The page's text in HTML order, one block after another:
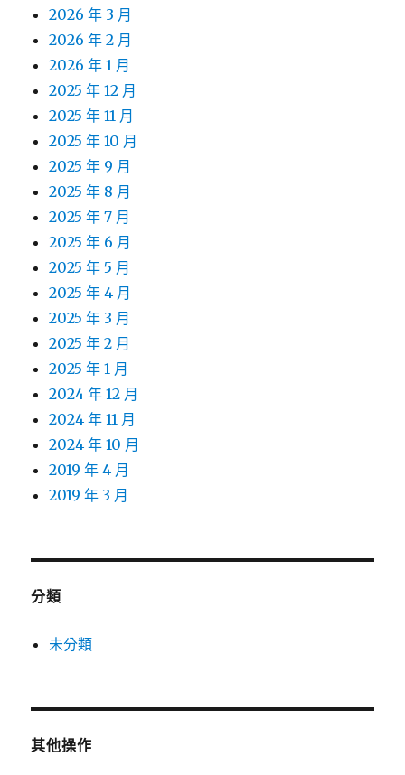
2026 年 3 月
2026 年 2 月
2026 年 1 月
2025 年 12 月
2025 年 11 月
2025 年 10 月
2025 年 9 月
2025 年 8 月
2025 年 7 月
2025 年 6 月
2025 年 5 月
2025 年 4 月
2025 年 3 月
2025 年 2 月
2025 年 1 月
2024 年 12 月
2024 年 11 月
2024 年 10 月
2019 年 4 月
2019 年 3 月
分類
未分類
其他操作